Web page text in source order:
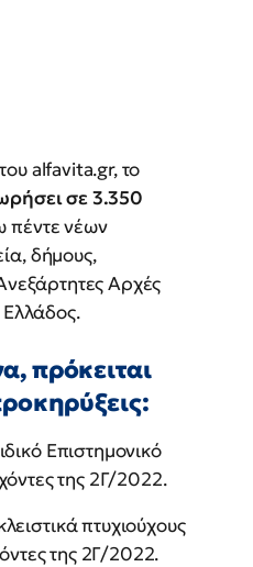
alfavita.gr, το
σε 3.350
πέντε νέων
δήμους,
Αρχές
πρόκειται
Επιστημονικό
της 2Γ/2022.
πτυχιούχους
της 2Γ/2022.